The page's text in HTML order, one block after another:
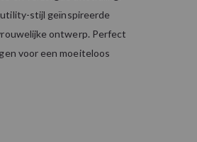
stijl geïnspireerde
ontwerp. Perfect
voor een moeiteloos